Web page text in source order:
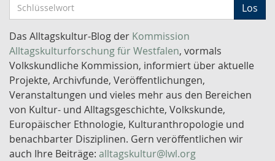
c
h
l
ü
s
s
e
l
w
o
Los
Das Alltagskultur-Blog der Kommission
Alltagskulturforschung für Westfalen, vormals
Volkskundliche Kommission, informiert über aktuelle
Projekte, Archivfunde, Veröffentlichungen,
Veranstaltungen und vieles mehr aus den Bereichen
von Kultur- und Alltagsgeschichte, Volkskunde,
Europäischer Ethnologie, Kulturanthropologie und
benachbarter Disziplinen. Gern veröffentlichen wir
auch Ihre Beiträge: alltagskultur@lwl.org